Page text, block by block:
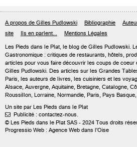
A propos de Gilles Pudlowski Bibliographie
site
Ils en parlent... Mentions Légales
Les Pieds dans le Plat, le blog de Gilles Pudlowski.
Gastronomique : critiques de restaurants, hôtels,
articles pour vous faire découvrir les coups de coeur
Gilles Pudlowski. Des articles sur les Grandes
Paris, les auteurs de livres, les cuisiniers et les
Alsace, Auvergne, Aquitaine, Bretagne, Catalogne,
Roussillon, Lorraine, Normandie, Paris, Pays
Un site par Les Pieds dans le Plat
 Publicité : contactez-nous.
© Les Pieds dans le Plat SAS - 2024 Tous droits
Progressio Web : Agence Web dans l'Oise